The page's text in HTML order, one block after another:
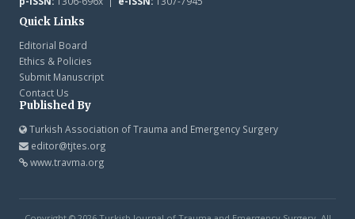
Quick Links
Editorial Board
Ethics & Policies
Submit Manuscript
Contact Us
Published By
Turkish Association of Trauma and Emergency Surgery
editor@tjtes.org
www.travma.org